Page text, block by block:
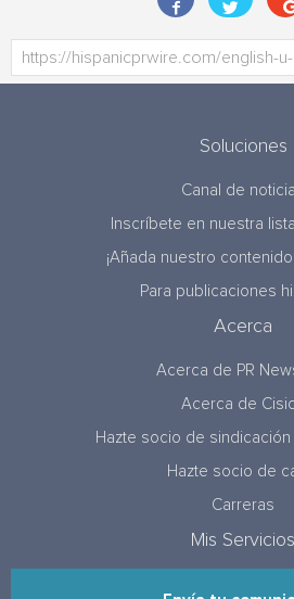
Soluciones
Canal de
Inscríbete en nuestra
¡Añada nuestro
Para publicaciones
Acerca
Acerca de PR
Acerca de
Hazte socio de
Hazte socio de
Carreras
Mis Servicios